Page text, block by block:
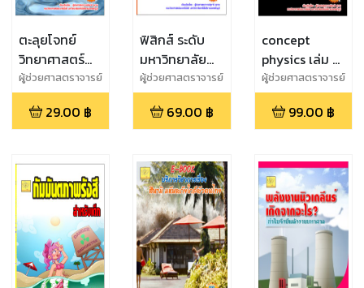
ตะลุยโจทย์
วิทยาศาสตร์
ม.ต้น เรื่อง
ของไหล/
ของเหลว
ผู้ช่วยศาสตราจารย์
สุชาติ สุภาพ
29.00 ฿
ฟิสิกส์ ระดับ
มหาวิทยาลัย
เรื่องสนามแม่
เหล็กไฟฟ้า
ผู้ช่วยศาสตราจารย์
สุชาติ สุภาพ
69.00 ฿
concept
physics เล่ม 4
ชั้น ม.5
ผู้ช่วยศาสตราจารย์
สุชาติ สุภาพ
99.00 ฿